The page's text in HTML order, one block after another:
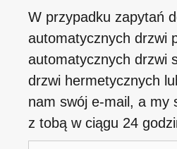
W przypadku zapytań
automatycznych drzwi
automatycznych drzwi
drzwi hermetycznych
nam swój e-mail, a my
z tobą w ciągu 24